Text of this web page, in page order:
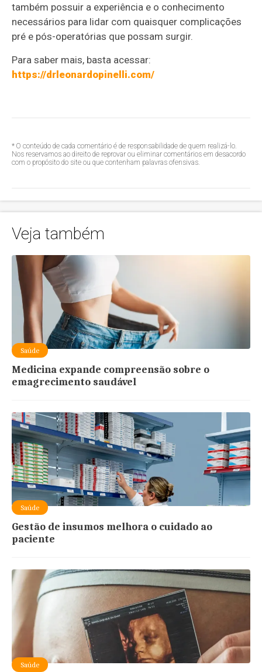
também possuir a experiência e o conhecimento
necessários para lidar com quaisquer complicações
pré e pós-operatórias que possam surgir.
Para saber mais, basta acessar:
https://drleonardopinelli.com/
* O conteúdo de cada comentário é de responsabilidade de quem realizá-lo.
Nos reservamos ao direito de reprovar ou eliminar comentários em desacordo
com o propósito do site ou que contenham palavras ofensivas.
Veja também
Saúde
Medicina expande compreensão sobre o
emagrecimento saudável
Saúde
Gestão de insumos melhora o cuidado ao
paciente
Saúde